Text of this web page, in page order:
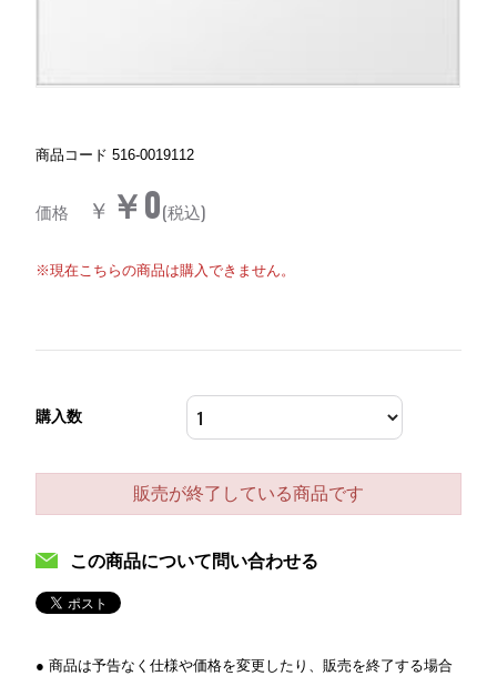
商品コード 516-0019112
価格 ￥ ￥0(税込)
※現在こちらの商品は購入できません。
購入数
販売が終了している商品です
この商品について問い合わせる
● 商品は予告なく仕様や価格を変更したり、販売を終了する場合